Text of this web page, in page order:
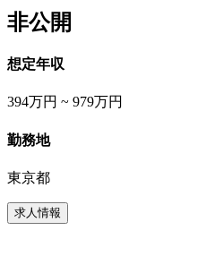
非公開
想定年収
394万円 ~ 979万円
勤務地
東京都
求人情報